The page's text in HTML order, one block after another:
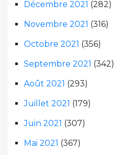
Décembre 2021 (282)
Novembre 2021 (316)
Octobre 2021 (356)
Septembre 2021 (342)
Août 2021 (293)
Juillet 2021 (179)
Juin 2021 (307)
Mai 2021 (367)